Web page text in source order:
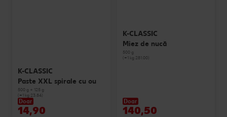
K-CLASSIC
Paste XXL spirale cu ou
500 g + 125 g
(=1 kg 23.84)
Doar
14,90
K-CLASSIC
Miez de nucă
500 g
(=1 kg 281.00)
Doar
140,50